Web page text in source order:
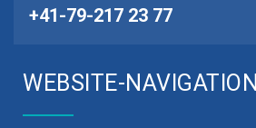
+41-79-217 23 77
WEBSITE-NAVIGATION